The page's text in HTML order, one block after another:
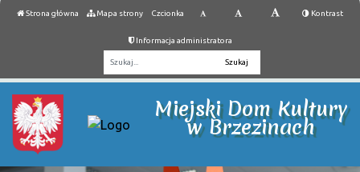
Strona główna Mapa strony Czcionka Kontrast
Informacja administratora
Miejski Dom Kultury
w Brzezinach